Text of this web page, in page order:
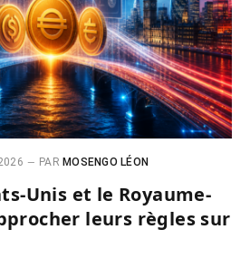
PAR MOSENGO LÉON
Unis et le Royaume-
leurs règles sur